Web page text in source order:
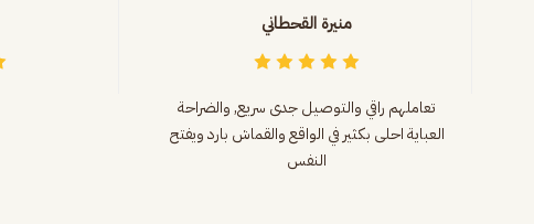
منيرة القحطاني
تعاملهم راقي والتوصيل جدى سريع, والضراحة
العباية احلى بكثير في الواقع والقماش بارد ويفتح
النفس